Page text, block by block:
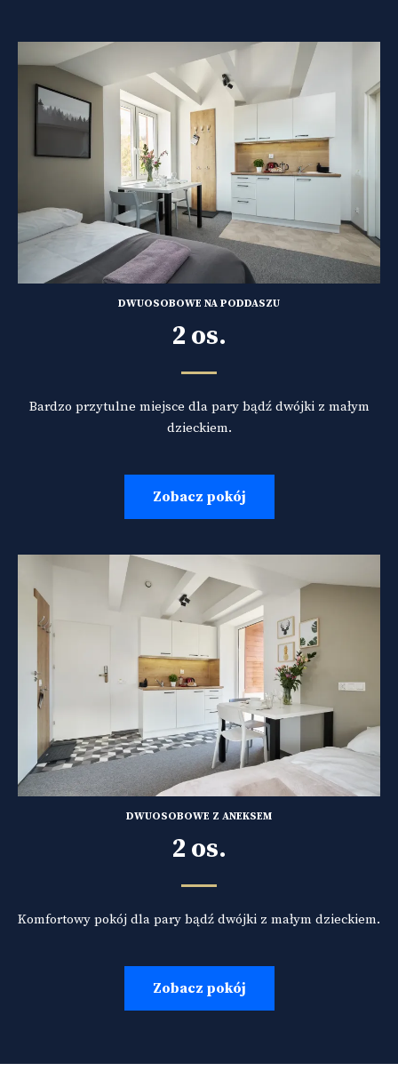
DWUOSOBOWE NA PODDASZU
2 os.
Bardzo przytulne miejsce dla pary bądź dwójki z małym
dzieckiem.
Zobacz pokój
DWUOSOBOWE Z ANEKSEM
2 os.
Komfortowy pokój dla pary bądź dwójki z małym dzieckiem.
Zobacz pokój